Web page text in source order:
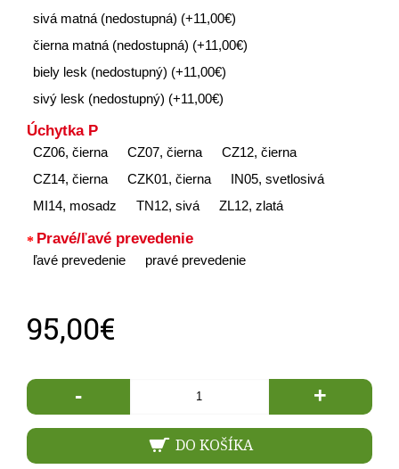
sivá matná (nedostupná) (+11,00€)
čierna matná (nedostupná) (+11,00€)
biely lesk (nedostupný) (+11,00€)
sivý lesk (nedostupný) (+11,00€)
Úchytka P
CZ06, čierna CZ07, čierna
CZ12, čierna
CZ14, čierna
CZK01, čierna
IN05, svetlosivá
MI14, mosadz
TN12, sivá ZL12, zlatá
Pravé/ľavé prevedenie
ľavé prevedenie pravé prevedenie
95,00€
- +
DO KOŠÍKA